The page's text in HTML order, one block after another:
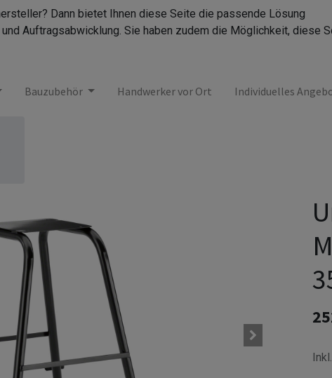
Dann bietet Ihnen diese Seite die passende Lösung
Auftragsabwicklung. Sie haben zudem die Möglichkeit, diese
Bauzubehör Handwerker vor Ort Individuelles